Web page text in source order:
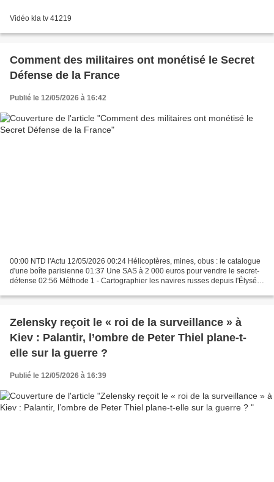
Vidéo kla tv 41219
Comment des militaires ont monétisé le Secret
Défense de la France
Publié le 12/05/2026 à 16:42
00:00 NTD l'Actu 12/05/2026 00:24 Hélicoptères, mines, obus : le catalogue
d'une boîte parisienne 01:37 Une SAS à 2 000 euros pour vendre le secret-
défense 02:56 Méthode 1 - Cartographier les navires russes depuis l'Élysée
Zelensky reçoit le « roi de la surveillance » à
Kiev : Palantir, l’ombre de Peter Thiel plane-t-
elle sur la guerre ?
Publié le 12/05/2026 à 16:39